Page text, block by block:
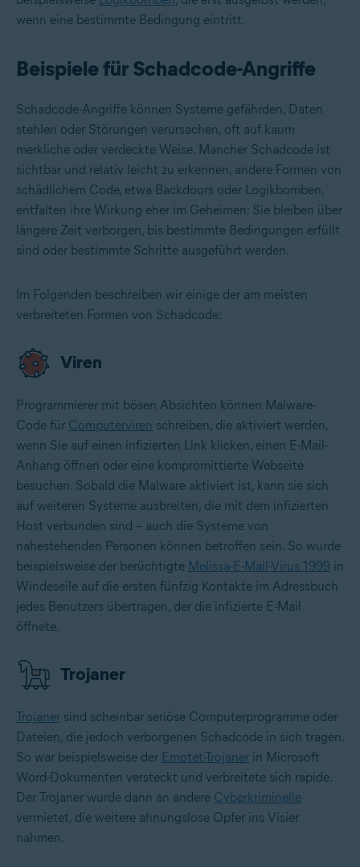
wenn eine bestimmte Bedingung eintritt.
Beispiele für Schadcode-Angriffe
Schadcode-Angriffe können Systeme gefährden, Daten
stehlen oder Störungen verursachen, oft auf kaum
merkliche oder verdeckte Weise. Mancher Schadcode ist
sichtbar und relativ leicht zu erkennen, andere Formen von
schädlichem Code, etwa Backdoors oder Logikbomben,
entfalten ihre Wirkung eher im Geheimen: Sie bleiben über
längere Zeit verborgen, bis bestimmte Bedingungen erfüllt
sind oder bestimmte Schritte ausgeführt werden.
Im Folgenden beschreiben wir einige der am meisten
verbreiteten Formen von Schadcode:
Viren
Programmierer mit bösen Absichten können Malware-
Code für Computerviren schreiben, die aktiviert werden,
wenn Sie auf einen infizierten Link klicken, einen E-Mail-
Anhang öffnen oder eine kompromittierte Webseite
besuchen. Sobald die Malware aktiviert ist, kann sie sich
auf weiteren Systeme ausbreiten, die mit dem infizierten
Host verbunden sind – auch die Systeme von
nahestehenden Personen können betroffen sein. So wurde
beispielsweise der berüchtigte Melissa-E-Mail-Virus 1999 in
Windeseile auf die ersten fünfzig Kontakte im Adressbuch
jedes Benutzers übertragen, der die infizierte E-Mail
öffnete.
Trojaner
Trojaner sind scheinbar seriöse Computerprogramme oder
Dateien, die jedoch verborgenen Schadcode in sich tragen.
So war beispielsweise der Emotet-Trojaner in Microsoft
Word-Dokumenten versteckt und verbreitete sich rapide.
Der Trojaner wurde dann an andere Cyberkriminelle
vermietet, die weitere ahnungslose Opfer ins Visier
nahmen.